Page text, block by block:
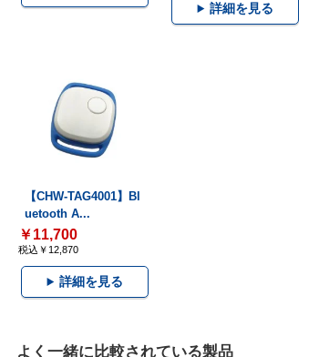
詳細を見る
【CHW-TAG4001】Bl
uetooth A...
￥11,700
税込￥12,870
詳細を見る
よく一緒に比較されている製品